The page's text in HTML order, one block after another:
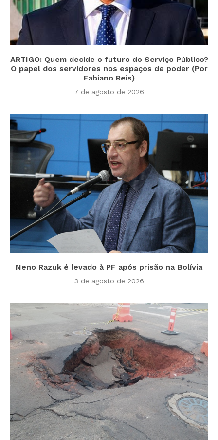
ARTIGO: Quem decide o futuro do Serviço Público?
O papel dos servidores nos espaços de poder (Por
Fabiano Reis)
7 de agosto de 2026
Neno Razuk é levado à PF após prisão na Bolívia
3 de agosto de 2026